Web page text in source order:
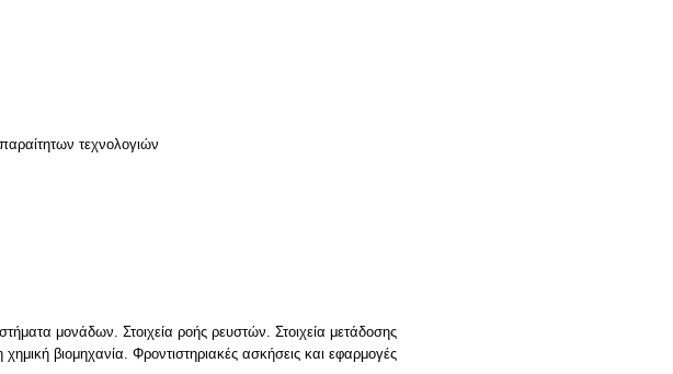
τεχνολογιών
μονάδων. Στοιχεία ροής ρευστών. Στοιχεία μετάδοσης
βιομηχανία. Φροντιστηριακές ασκήσεις και εφαρμογές